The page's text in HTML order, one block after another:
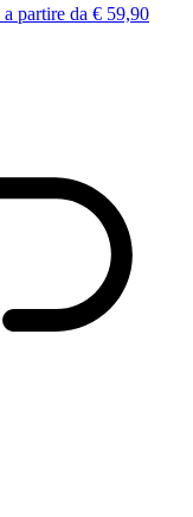
a partire da € 59,90